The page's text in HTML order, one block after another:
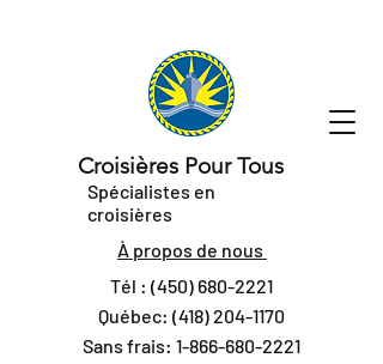
Croisières Pour Tous
Spécialistes en
croisières
À propos de nous
Tél : (450) 680-2221
Québec: (418) 204-1170
Sans frais: 1-866-680-2221